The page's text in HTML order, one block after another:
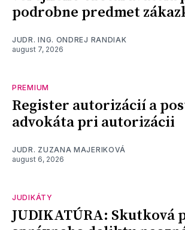
podrobne predmet
JUDR. ING. ONDREJ RANDIAK
august 7, 2026
PREMIUM
Register autorizácií a
advokáta pri autorizácii
JUDR. ZUZANA MAJERIKOVÁ
august 6, 2026
JUDIKÁTY
JUDIKATÚRA: Skutková